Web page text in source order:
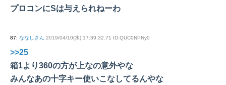
プロコンにSは与えられねーわ
87: ななしさん 2019/04/10(水) 17:39:32.71 ID:QUC0NPNy0
>>25
箱1より360の方が上なの意外やな
みんなあの十字キー使いこなしてるんやな